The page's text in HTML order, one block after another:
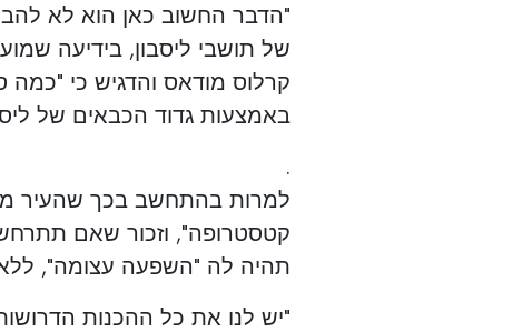
"הדבר החשוב כאן הוא לא
של תושבי ליסבון, בידיעה
קרלוס מודאס והדגיש כי "כמה
באמצעות גדוד הכבאים של
.
למרות בהתחשב בכך שהעיר
תהיה לה "השפעה עצומה",
"יש לנו את כל ההכנות